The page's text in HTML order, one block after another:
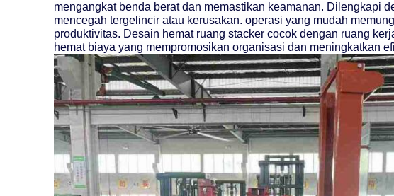
mengangkat benda berat dan memastikan keamanan. Dilengkapi
mencegah tergelincir atau kerusakan. operasi yang mudah
produktivitas. Desain hemat ruang stacker cocok dengan ruang
hemat biaya yang mempromosikan organisasi dan meningkatkan